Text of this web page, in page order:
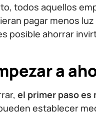
todos aquellos
pagar menos
posible ahorrar
a
el primer paso es
establecer